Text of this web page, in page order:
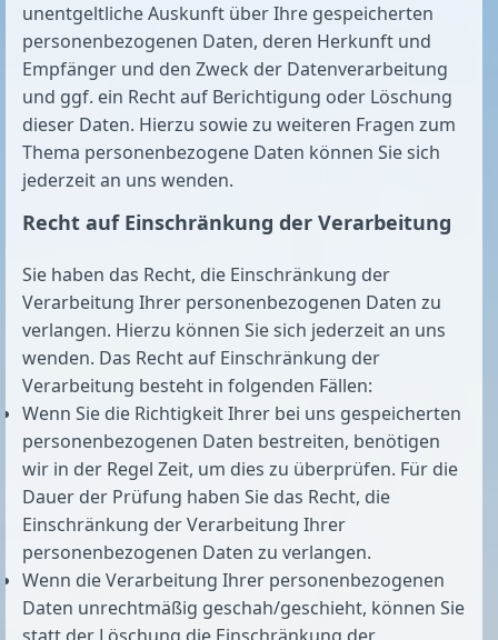
unentgeltliche Auskunft über Ihre gespeicherten
personenbezogenen Daten, deren Herkunft und
Empfänger und den Zweck der Datenverarbeitung
und ggf. ein Recht auf Berichtigung oder Löschung
dieser Daten. Hierzu sowie zu weiteren Fragen zum
Thema personenbezogene Daten können Sie sich
jederzeit an uns wenden.
Recht auf Einschränkung der Verarbeitung
Sie haben das Recht, die Einschränkung der
Verarbeitung Ihrer personenbezogenen Daten zu
verlangen. Hierzu können Sie sich jederzeit an uns
wenden. Das Recht auf Einschränkung der
Verarbeitung besteht in folgenden Fällen:
Wenn Sie die Richtigkeit Ihrer bei uns gespeicherten
personenbezogenen Daten bestreiten, benötigen
wir in der Regel Zeit, um dies zu überprüfen. Für die
Dauer der Prüfung haben Sie das Recht, die
Einschränkung der Verarbeitung Ihrer
personenbezogenen Daten zu verlangen.
Wenn die Verarbeitung Ihrer personenbezogenen
Daten unrechtmäßig geschah/geschieht, können Sie
statt der Löschung die Einschränkung der